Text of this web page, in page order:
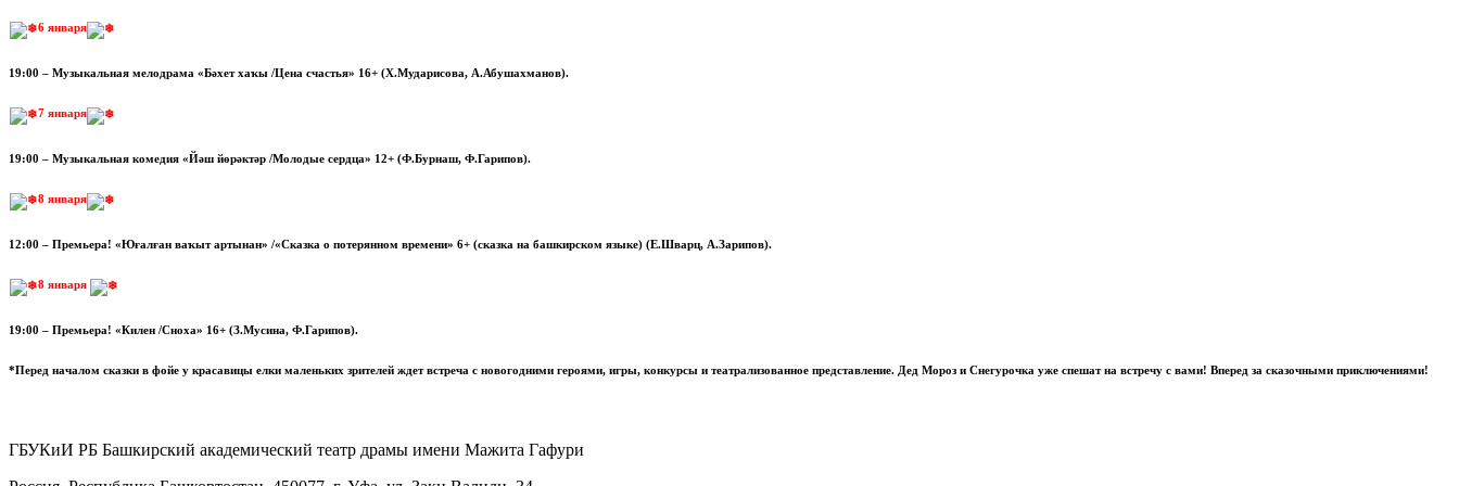
6 января
19:00 – Музыкальная мелодрама «Бәхет хаҡы /Цена счастья» 16+ (Х.Мударисова, А.Абушахманов).
7 января
19:00 – Музыкальная комедия «Йәш йөрәктәр /Молодые сердца» 12+ (Ф.Бурнаш, Ф.Гарипов).
8 января
12:00 – Премьера! «Юғалған ваҡыт артынан» /«Сказка о потерянном времени» 6+ (сказка на башкирском языке) (Е.Шварц, А.Зарипов).
8 января
19:00 – Премьера! «Килен /Сноха» 16+ (З.Мусина, Ф.Гарипов).
*Перед началом сказки в фойе у красавицы елки маленьких зрителей ждет встреча с новогодними героями, игры, конкурсы и театрализованное представление. Дед Мороз и Снегурочка уже спешат на встречу с вами! Вперед за сказочными приключениями!
ГБУКиИ РБ Башкирский академический театр драмы имени Мажита Гафури